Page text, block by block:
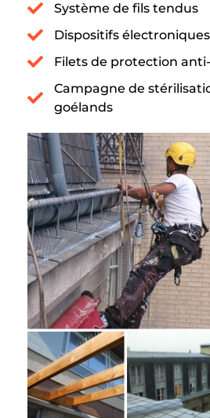
Système de fils tendus
Dispositifs électroniques
Filets de protection
Campagne de
goélands